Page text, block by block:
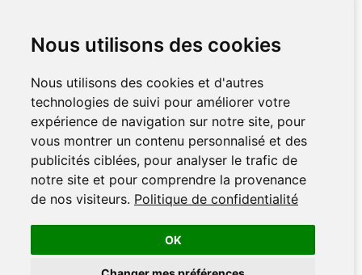
Nous utilisons des cookies
Nous utilisons des cookies et d'autres
technologies de suivi pour améliorer votre
expérience de navigation sur notre site, pour
vous montrer un contenu personnalisé et des
publicités ciblées, pour analyser le trafic de
notre site et pour comprendre la provenance
de nos visiteurs. Politique de confidentialité
OK